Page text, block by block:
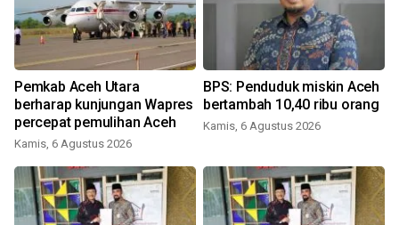
Pemkab Aceh Utara
berharap kunjungan Wapres
percepat pemulihan Aceh
Kamis, 6 Agustus 2026
BPS: Penduduk miskin Aceh
bertambah 10,40 ribu orang
Kamis, 6 Agustus 2026